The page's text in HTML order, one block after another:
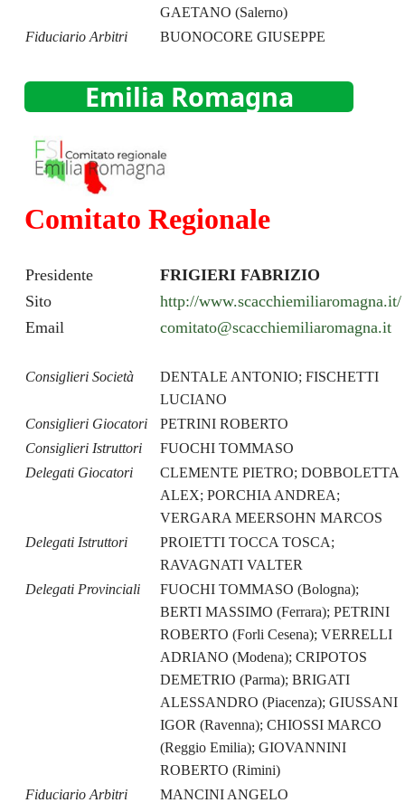
GAETANO (Salerno)
Fiduciario Arbitri
BUONOCORE GIUSEPPE
Emilia Romagna
Comitato Regionale
Presidente
FRIGIERI FABRIZIO
Sito
http://www.scacchiemiliaromagna.it/
Email
comitato@scacchiemiliaromagna.it
Consiglieri Società
DENTALE ANTONIO; FISCHETTI
LUCIANO
Consiglieri Giocatori
PETRINI ROBERTO
Consiglieri Istruttori
FUOCHI TOMMASO
Delegati Giocatori
CLEMENTE PIETRO; DOBBOLETTA
ALEX; PORCHIA ANDREA;
VERGARA MEERSOHN MARCOS
Delegati Istruttori
PROIETTI TOCCA TOSCA;
RAVAGNATI VALTER
Delegati Provinciali
FUOCHI TOMMASO (Bologna);
BERTI MASSIMO (Ferrara); PETRINI
ROBERTO (Forli Cesena); VERRELLI
ADRIANO (Modena); CRIPOTOS
DEMETRIO (Parma); BRIGATI
ALESSANDRO (Piacenza); GIUSSANI
IGOR (Ravenna); CHIOSSI MARCO
(Reggio Emilia); GIOVANNINI
ROBERTO (Rimini)
Fiduciario Arbitri
MANCINI ANGELO